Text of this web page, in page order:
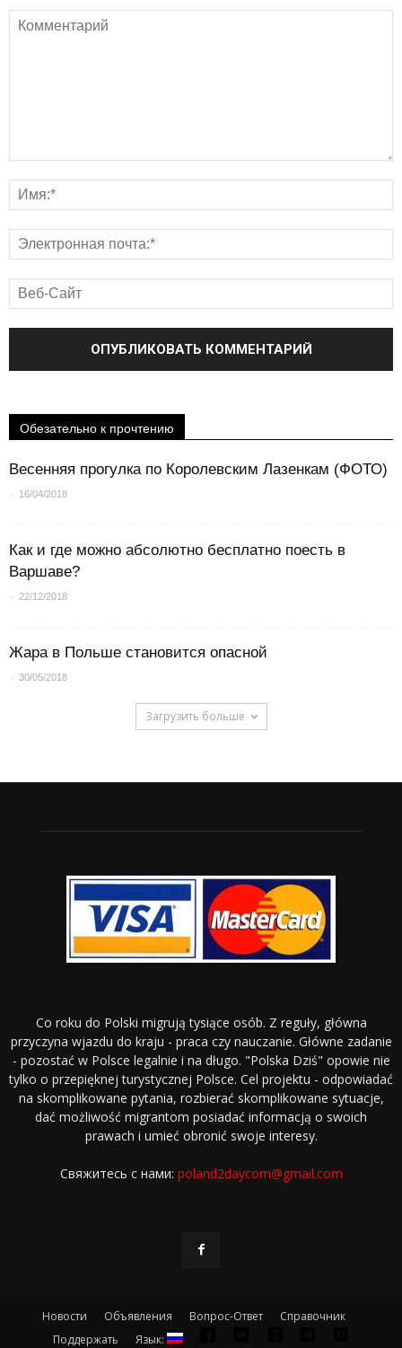
Обезательно к прочтению
Весенняя прогулка по Королевским Лазенкам (ФОТО)
- 16/04/2018
Как и где можно абсолютно бесплатно поесть в
Варшаве?
- 22/12/2018
Жара в Польше становится опасной
- 30/05/2018
Загрузить больше
Co roku do Polski migrują tysiące osób. Z reguły, główna
przyczyna wjazdu do kraju - praca czy nauczanie. Główne zadanie
- pozostać w Polsce legalnie i na długo. "Polska Dziś" opowie nie
tylko o przepięknej turystycznej Polsce. Cel projektu - odpowiadać
na skomplikowane pytania, rozbierać skomplikowane sytuacje,
dać możliwość migrantom posiadać informacją o swoich
prawach i umieć obronić swoje interesy.
Свяжитесь с нами: poland2daycom@gmail.com
Новости Объявления Вопрос-Ответ
Справочник
Поддержать
Язык: